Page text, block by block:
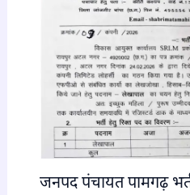
जनपद पंचायत पामगढ़